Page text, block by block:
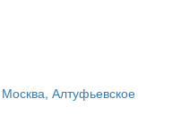
Москва, Алтуфьевское